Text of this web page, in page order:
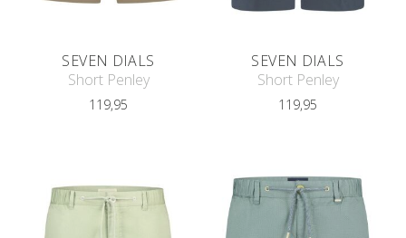
SEVEN DIALS
Short Penley
119,95
SEVEN DIALS
Short Penley
119,95